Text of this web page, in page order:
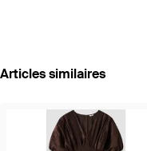
Articles similaires